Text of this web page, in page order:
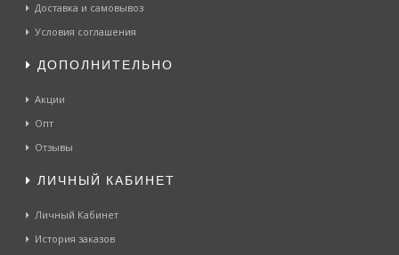
Доставка и самовывоз
Условия соглашения
ДОПОЛНИТЕЛЬНО
Акции
Опт
Отзывы
ЛИЧНЫЙ КАБИНЕТ
Личный Кабинет
История заказов